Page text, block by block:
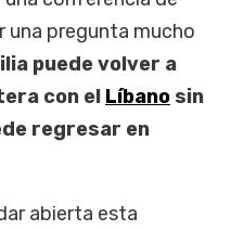
una pregunta mucho
puede volver a
con el Líbano sin
regresar en
abierta esta